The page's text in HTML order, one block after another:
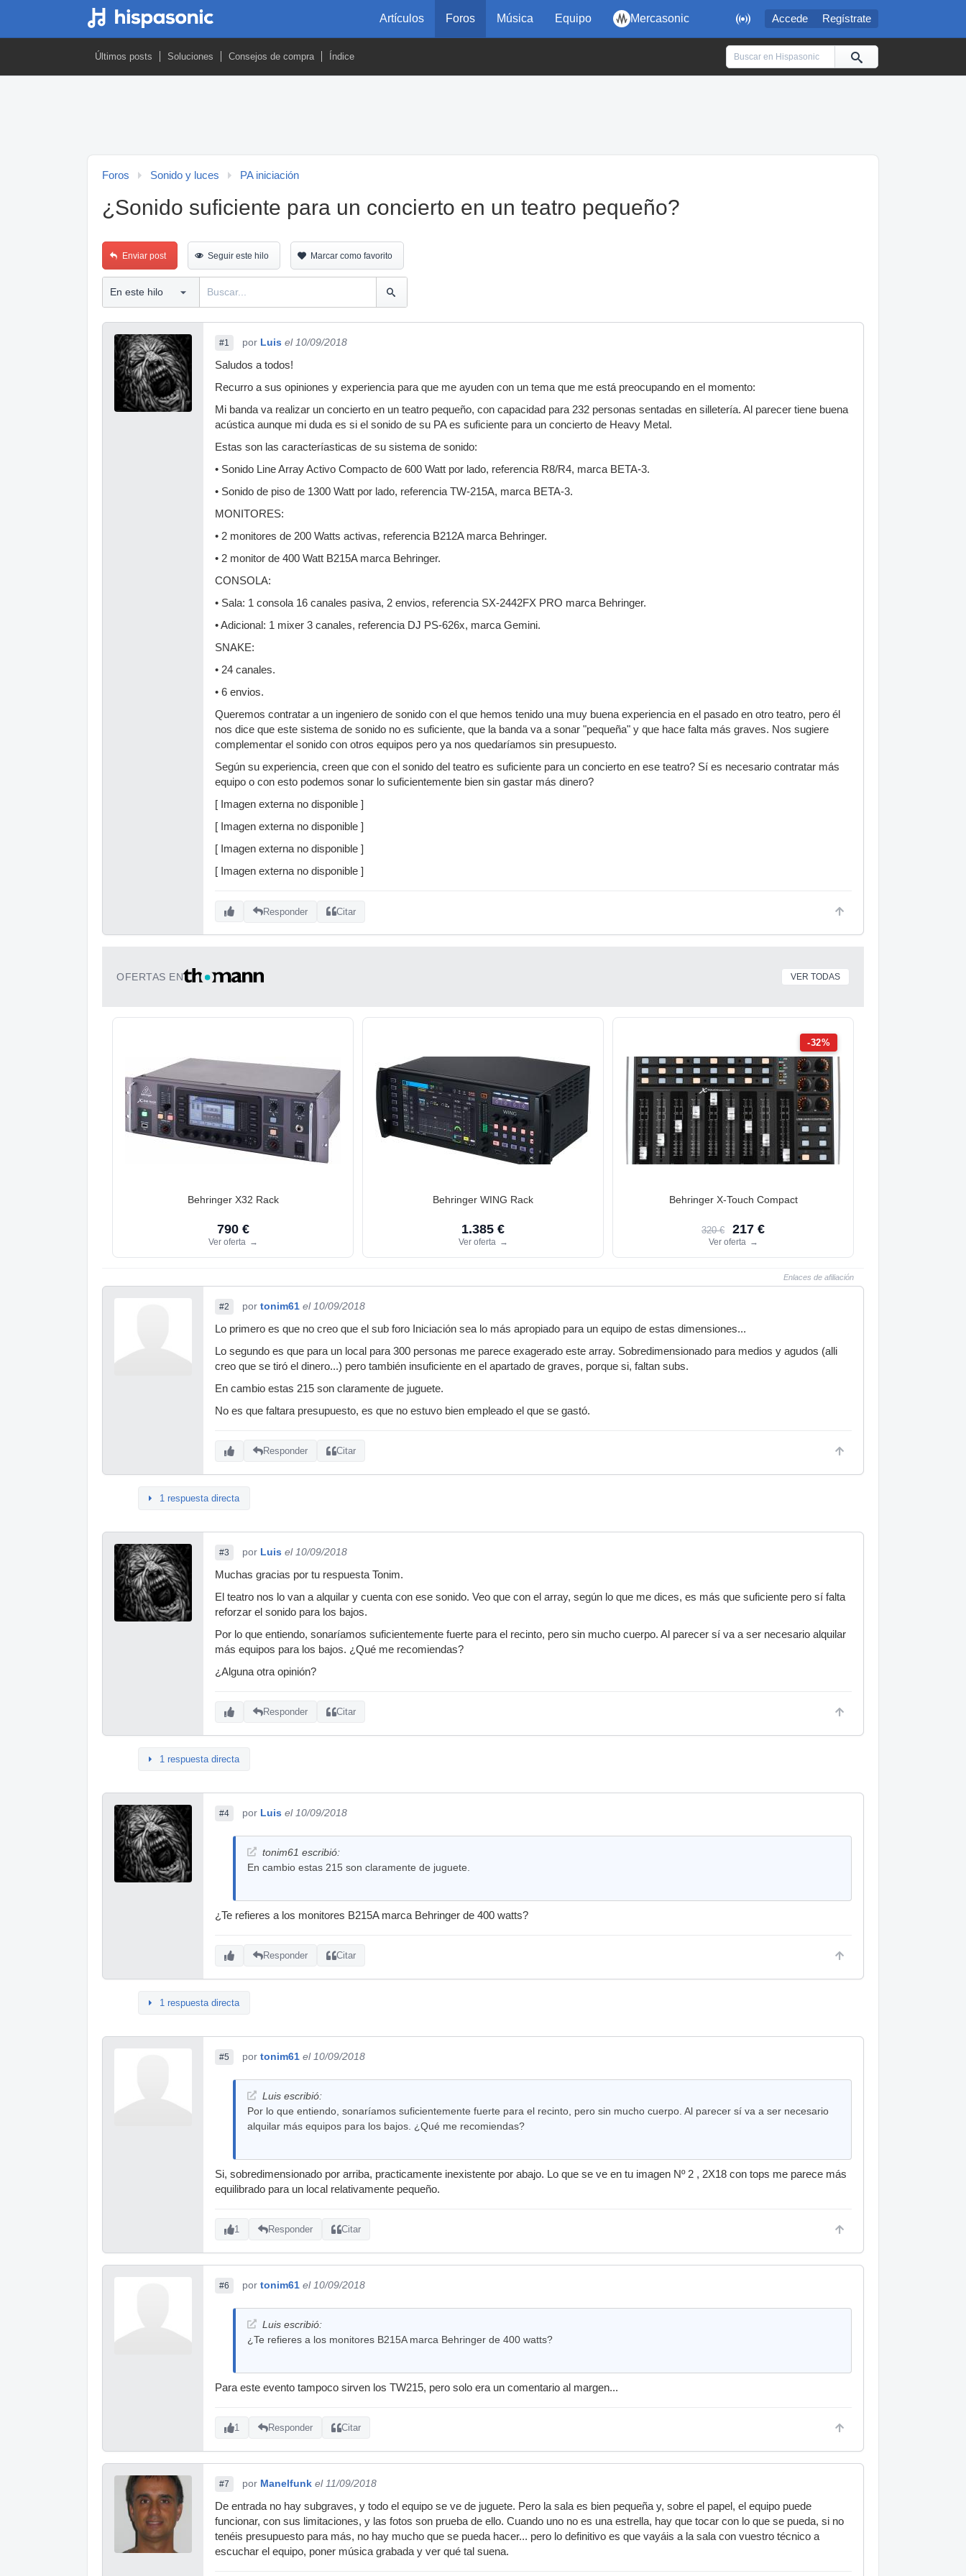
 Accede Regístrate
Artículos Foros Música Equipo Mercasonic
Últimos posts Soluciones Consejos de compra Índice
Foros Sonido y luces PA iniciación
¿Sonido suficiente para un concierto en un teatro pequeño?
Enviar post Seguir este hilo Marcar como favorito
#1 por Luis el 10/09/2018
Saludos a todos!
Recurro a sus opiniones y experiencia para que me ayuden con un tema que me está preocupando en el momento:
Mi banda va realizar un concierto en un teatro pequeño, con capacidad para 232 personas sentadas en silletería. Al parecer tiene buena
acústica aunque mi duda es si el sonido de su PA es suficiente para un concierto de Heavy Metal.
Estas son las caracteríasticas de su sistema de sonido:
• Sonido Line Array Activo Compacto de 600 Watt por lado, referencia R8/R4, marca BETA-3.
• Sonido de piso de 1300 Watt por lado, referencia TW-215A, marca BETA-3.
MONITORES:
• 2 monitores de 200 Watts activas, referencia B212A marca Behringer.
• 2 monitor de 400 Watt B215A marca Behringer.
CONSOLA:
• Sala: 1 consola 16 canales pasiva, 2 envios, referencia SX-2442FX PRO marca Behringer.
• Adicional: 1 mixer 3 canales, referencia DJ PS-626x, marca Gemini.
SNAKE:
• 24 canales.
• 6 envios.
Queremos contratar a un ingeniero de sonido con el que hemos tenido una muy buena experiencia en el pasado en otro teatro, pero él
nos dice que este sistema de sonido no es suficiente, que la banda va a sonar "pequeña" y que hace falta más graves. Nos sugiere
complementar el sonido con otros equipos pero ya nos quedaríamos sin presupuesto.
Según su experiencia, creen que con el sonido del teatro es suficiente para un concierto en ese teatro? Sí es necesario contratar más
equipo o con esto podemos sonar lo suficientemente bien sin gastar más dinero?
[ Imagen externa no disponible ]
[ Imagen externa no disponible ]
[ Imagen externa no disponible ]
[ Imagen externa no disponible ]
Responder Citar
OFERTAS EN VER TODAS
Behringer X32 Rack
790 €
Ver oferta →
Behringer WING Rack
1.385 €
Ver oferta →
-32%
Behringer X-Touch Compact
320 € 217 €
Ver oferta →
Enlaces de afiliación
#2 por tonim61 el 10/09/2018
Lo primero es que no creo que el sub foro Iniciación sea lo más apropiado para un equipo de estas dimensiones...
Lo segundo es que para un local para 300 personas me parece exagerado este array. Sobredimensionado para medios y agudos (alli
creo que se tiró el dinero...) pero también insuficiente en el apartado de graves, porque si, faltan subs.
En cambio estas 215 son claramente de juguete.
No es que faltara presupuesto, es que no estuvo bien empleado el que se gastó.
Responder Citar
1 respuesta directa
#3 por Luis el 10/09/2018
Muchas gracias por tu respuesta Tonim.
El teatro nos lo van a alquilar y cuenta con ese sonido. Veo que con el array, según lo que me dices, es más que suficiente pero sí falta
reforzar el sonido para los bajos.
Por lo que entiendo, sonaríamos suficientemente fuerte para el recinto, pero sin mucho cuerpo. Al parecer sí va a ser necesario alquilar
más equipos para los bajos. ¿Qué me recomiendas?
¿Alguna otra opinión?
Responder Citar
1 respuesta directa
#4 por Luis el 10/09/2018
tonim61 escribió:
En cambio estas 215 son claramente de juguete.
¿Te refieres a los monitores B215A marca Behringer de 400 watts?
Responder Citar
1 respuesta directa
#5 por tonim61 el 10/09/2018
Luis escribió:
Por lo que entiendo, sonaríamos suficientemente fuerte para el recinto, pero sin mucho cuerpo. Al parecer sí va a ser necesario
alquilar más equipos para los bajos. ¿Qué me recomiendas?
Si, sobredimensionado por arriba, practicamente inexistente por abajo. Lo que se ve en tu imagen Nº 2 , 2X18 con tops me parece más
equilibrado para un local relativamente pequeño.
1 Responder Citar
#6 por tonim61 el 10/09/2018
Luis escribió:
¿Te refieres a los monitores B215A marca Behringer de 400 watts?
Para este evento tampoco sirven los TW215, pero solo era un comentario al margen...
1 Responder Citar
#7 por Manelfunk el 11/09/2018
De entrada no hay subgraves, y todo el equipo se ve de juguete. Pero la sala es bien pequeña y, sobre el papel, el equipo puede
funcionar, con sus limitaciones, y las fotos son prueba de ello. Cuando uno no es una estrella, hay que tocar con lo que se pueda, si no
tenéis presupuesto para más, no hay mucho que se pueda hacer... pero lo definitivo es que vayáis a la sala con vuestro técnico a
escuchar el equipo, poner música grabada y ver qué tal suena.